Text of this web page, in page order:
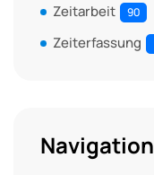
Zeitarbeit 90
Zeiterfassung
Navigation